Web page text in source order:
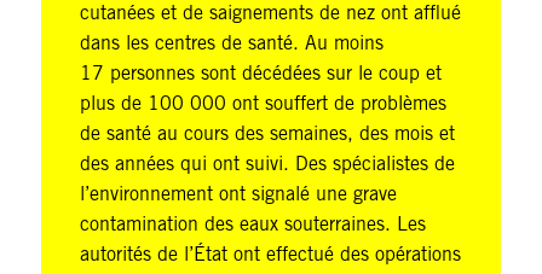
cutanées et de saignements de nez ont afflué
dans les centres de santé. Au moins
17 personnes sont décédées sur le coup et
plus de 100 000 ont souffert de problèmes
de santé au cours des semaines, des mois et
des années qui ont suivi. Des spécialistes de
l’environnement ont signalé une grave
contamination des eaux souterraines. Les
autorités de l’État ont effectué des opérations